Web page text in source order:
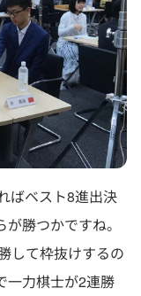
ばベスト8進出決
勝つかですね。
して枠抜けするの
一力棋士が2連勝